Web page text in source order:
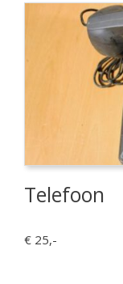
Telefoon
€ 25,-